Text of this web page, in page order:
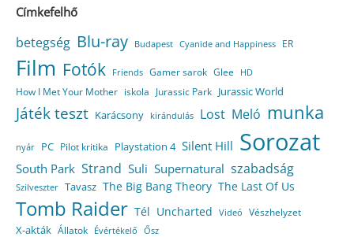
Címkefelhő
betegség Blu-ray Budapest Cyanide and Happiness ER
Film Fotók Friends Gamer sarok Glee HD
How I Met Your Mother iskola Jurassic Park Jurassic World
Játék teszt Karácsony kirándulás Lost Meló munka
nyár PC Pilot kritika Playstation 4 Silent Hill Sorozat
South Park Strand Suli Supernatural szabadság
Szilveszter Tavasz The Big Bang Theory The Last Of Us
Tomb Raider Tél Uncharted Videó Vészhelyzet
X-akták Állatok Évértékelő Ősz